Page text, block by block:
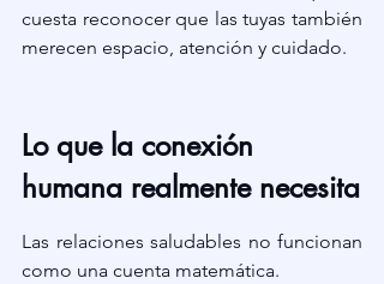
cuesta reconocer que las tuyas también
merecen espacio, atención y cuidado.
Lo que la conexión
humana realmente necesita
Las relaciones saludables no funcionan
como una cuenta matemática.